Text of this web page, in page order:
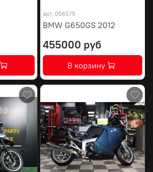
арт. 056575
BMW G650GS 2012
455000 руб
В корзину